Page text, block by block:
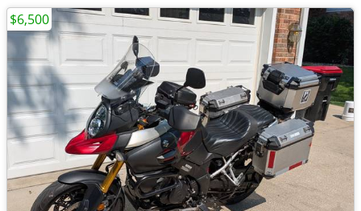
$6,500